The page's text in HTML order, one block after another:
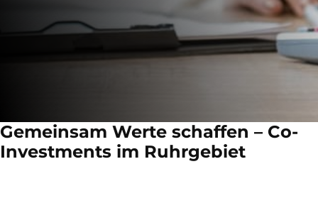
Gemeinsam Werte schaffen – Co-
Investments im Ruhrgebiet